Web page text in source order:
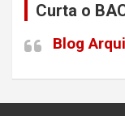
Curta o
Blog